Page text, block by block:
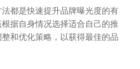
都是快速提升品牌曝光度的有
据自身情况选择适合自己的推
和优化策略，以获得最佳的品